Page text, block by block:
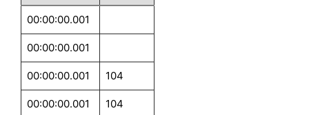
// output
20
// 取消订阅
unsubscribeTable(tableName="opt",
dropStreamEngine(`streamFilter)
dropStreamEngine(`ajEngine)
00:00:00.001
00:00:00.001
00:00:00.001 104
00:00:00.001 104